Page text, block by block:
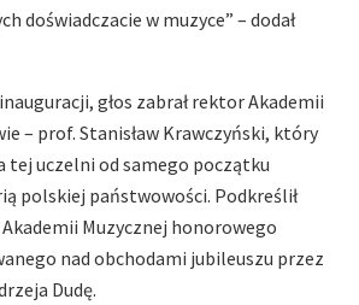
doświadczacie w muzyce” – dodał
głos zabrał rektor Akademii
– prof. Stanisław Krawczyński, który
tej uczelni od samego początku
polskiej państwowości. Podkreślił
Muzycznej honorowego
nad obchodami jubileuszu przez
Dudę.